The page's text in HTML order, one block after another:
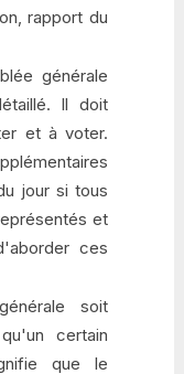
rapport du
générale
Il doit
et à voter.
jour si tous
et
ces
soit
certain
que le